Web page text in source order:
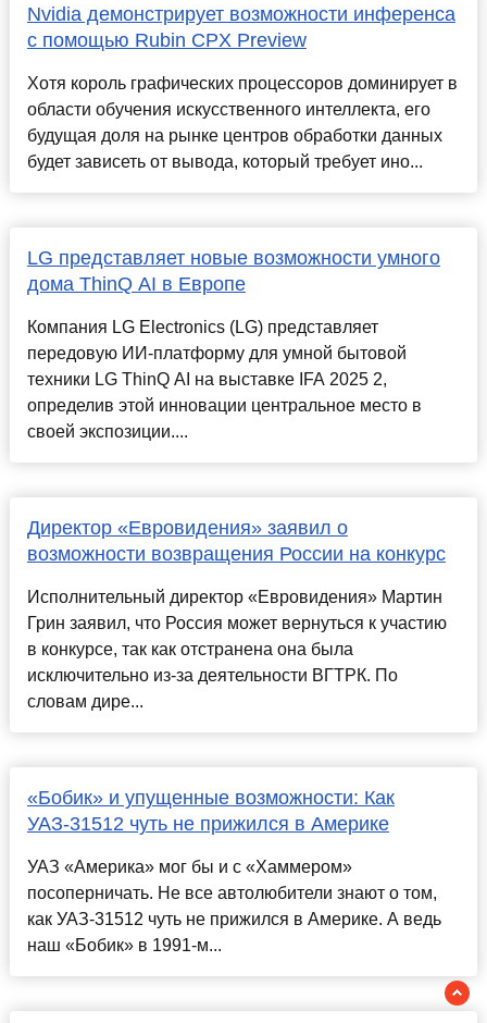
Nvidia демонстрирует возможности инференса
с помощью Rubin CPX Preview
Хотя король графических процессоров доминирует в
области обучения искусственного интеллекта, его
будущая доля на рынке центров обработки данных
будет зависеть от вывода, который требует ино...
LG представляет новые возможности умного
дома ThinQ AI в Европе
Компания LG Electronics (LG) представляет
передовую ИИ-платформу для умной бытовой
техники LG ThinQ AI на выставке IFA 2025 2,
определив этой инновации центральное место в
своей экспозиции....
Директор «Евровидения» заявил о
возможности возвращения России на конкурс
Исполнительный директор «Евровидения» Мартин
Грин заявил, что Россия может вернуться к участию
в конкурсе, так как отстранена она была
исключительно из-за деятельности ВГТРК. По
словам дире...
«Бобик» и упущенные возможности: Как
УАЗ-31512 чуть не прижился в Америке
УАЗ «Америка» мог бы и с «Хаммером»
посоперничать. Не все автолюбители знают о том,
как УАЗ-31512 чуть не прижился в Америке. А ведь
наш «Бобик» в 1991-м...